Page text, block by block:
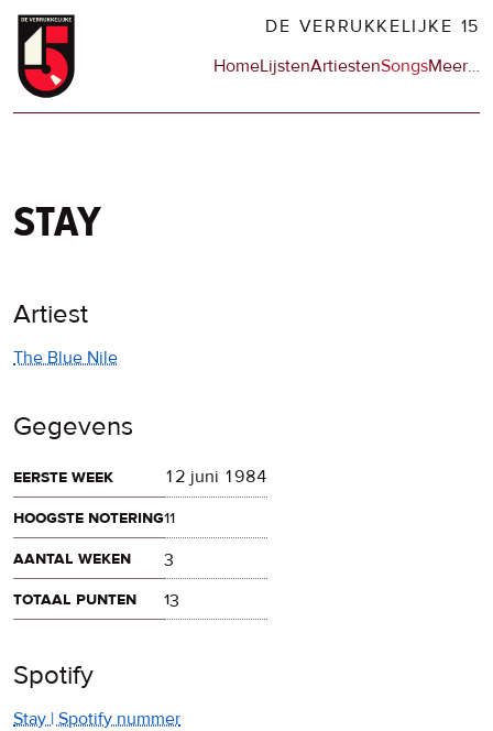
Overslaan
naar
DE VERRUKKELIJKE 15
Hoofdnavigatie
HomeLijstenArtiestenSongsMeerop
…
stay
Artiest
The Blue Nile
Gegevens
eerste week
12 juni 1984
hoogste notering11
aantal weken
3
totaal punten
13
Spotify
Stay | Spotify nummer